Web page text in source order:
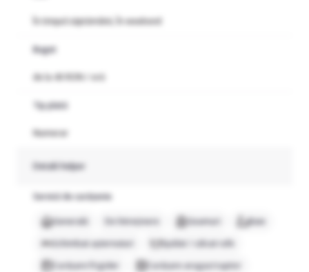
În timpul săptămânii, În weekend
Buget
de la 40 RON / oră
Tip plată
Numerar
Detalii helper
Servicii de curățenie
Generală De întreținere Geamuri
Baie
Schimbat așternuturi
Spălat / călcat rufe
Curățare frigider
Curățare aragaz/cuptor